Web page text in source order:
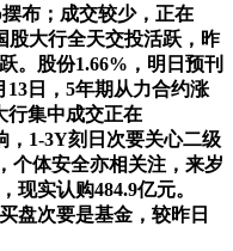
布；成交较少，正在
股大行全天交投活跃，昨
。股份1.66%，明日预刊
13日，5年期从力合约涨
行集中成交正在
，1-3Y刻日次要关心二级
个体安全亦相关注，来岁
现实认购484.9亿元。
盘次要是基金，较昨日